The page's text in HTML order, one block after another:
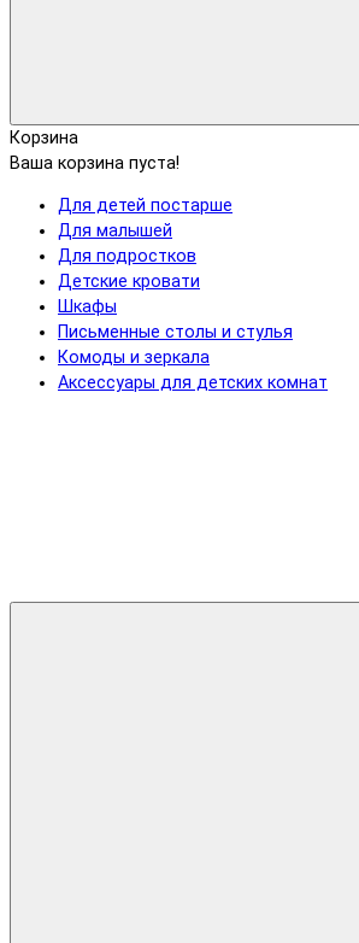
Корзина
Ваша корзина пуста!
Для детей постарше
Для малышей
Для подростков
Детские кровати
Шкафы
Письменные столы и стулья
Комоды и зеркала
Аксессуары для детских комнат